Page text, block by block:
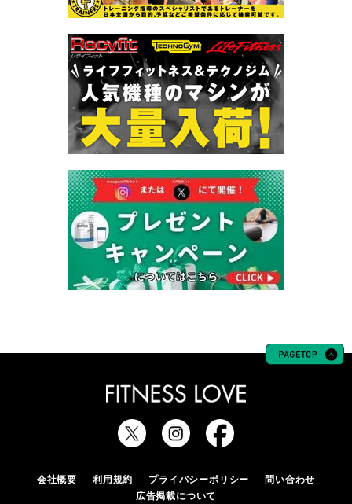
会社概要 利用規約 プライバシーポリシー
問い合わせ
広告掲載について